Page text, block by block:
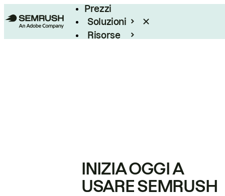
Prezzi
Soluzioni
Risorse
INIZIA OGGI A
USARE SEMRUSH